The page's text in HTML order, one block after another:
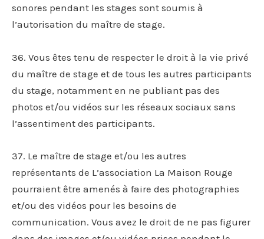
sonores pendant les stages sont soumis à
l’autorisation du maître de stage.
36. Vous êtes tenu de respecter le droit à la vie privé
du maître de stage et de tous les autres participants
du stage, notamment en ne publiant pas des
photos et/ou vidéos sur les réseaux sociaux sans
l’assentiment des participants.
37. Le maître de stage et/ou les autres
représentants de L’association La Maison Rouge
pourraient être amenés à faire des photographies
et/ou des vidéos pour les besoins de
communication. Vous avez le droit de ne pas figurer